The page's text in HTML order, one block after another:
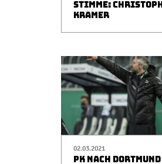
STIMME: CHRISTOPH
KRAMER
02.03.2021
PK NACH DORTMUND